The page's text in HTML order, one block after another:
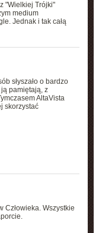
"Wielkiej Trójki"
medium
Jednak i tak całą
słyszało o bardzo
pamiętają, z
AltaVista
skorzystać
Człowieka. Wszystkie